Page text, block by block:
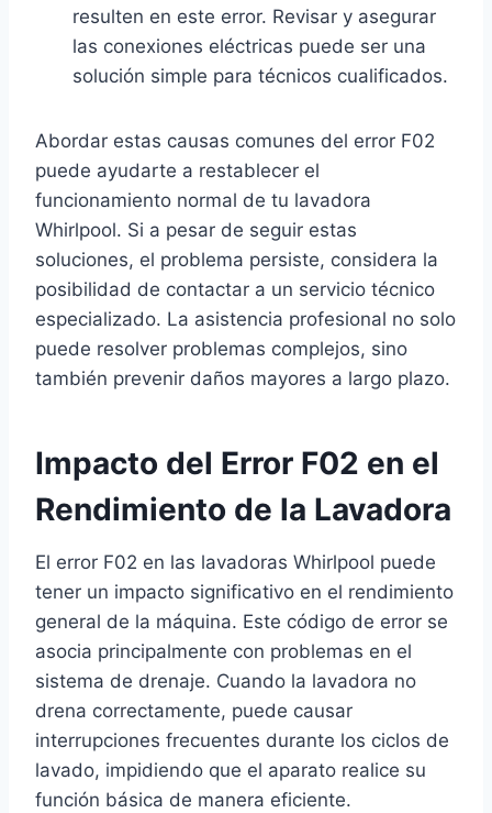
resulten en este error. Revisar y asegurar
las conexiones eléctricas puede ser una
solución simple para técnicos cualificados.
Abordar estas causas comunes del error F02
puede ayudarte a restablecer el
funcionamiento normal de tu lavadora
Whirlpool. Si a pesar de seguir estas
soluciones, el problema persiste, considera la
posibilidad de contactar a un servicio técnico
especializado. La asistencia profesional no solo
puede resolver problemas complejos, sino
también prevenir daños mayores a largo plazo.
Impacto del Error F02 en el
Rendimiento de la Lavadora
El error F02 en las lavadoras Whirlpool puede
tener un impacto significativo en el rendimiento
general de la máquina. Este código de error se
asocia principalmente con problemas en el
sistema de drenaje. Cuando la lavadora no
drena correctamente, puede causar
interrupciones frecuentes durante los ciclos de
lavado, impidiendo que el aparato realice su
función básica de manera eficiente.